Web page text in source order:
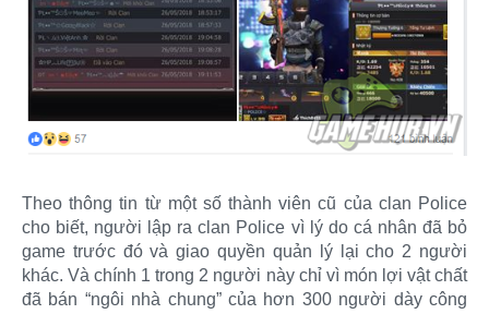
Theo thông tin từ một số thành viên cũ của clan Police
cho biết, người lập ra clan Police vì lý do cá nhân đã bỏ
game trước đó và giao quyền quản lý lại cho 2 người
khác. Và chính 1 trong 2 người này chỉ vì món lợi vật chất
đã bán “ngôi nhà chung” của hơn 300 người dày công